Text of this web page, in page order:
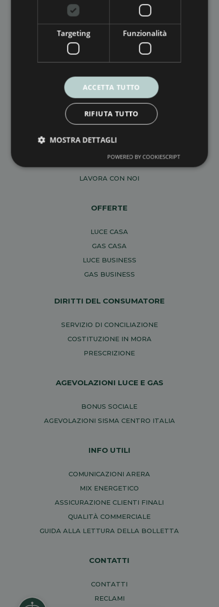
Via Saverio Bianchini, 116
55100 Fraz. San Marco – Lucca (LU)
06034 Foligno (PG)
PERSONAL DATA PROTECTION POLICY
LAVORA CON NOI
OFFERTE
LUCE CASA
GAS CASA
LUCE BUSINESS
GAS BUSINESS
DIRITTI DEL CONSUMATORE
SERVIZIO DI CONCILIAZIONE
COSTITUZIONE IN MORA
PRESCRIZIONE
AGEVOLAZIONI LUCE E GAS
BONUS SOCIALE
AGEVOLAZIONI SISMA CENTRO ITALIA
INFO UTILI
COMUNICAZIONI ARERA
MIX ENERGETICO
ASSICURAZIONE CLIENTI FINALI
QUALITÀ COMMERCIALE
GUIDA ALLA LETTURA DELLA BOLLETTA
CONTATTI
CONTATTI
RECLAMI
Targeting Funzionalità
ACCETTA TUTTO
RIFIUTA TUTTO
MOSTRA DETTAGLI
POWERED BY COOKIESCRIPT